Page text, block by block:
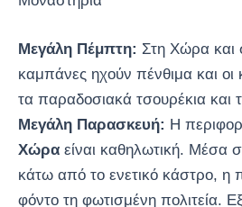
Μεγάλη Πέμπτη: Στη Χώρα και
καμπάνες ηχούν πένθιμα και οι
τα παραδοσιακά τσουρέκια και
Μεγάλη Παρασκευή: Η
Χώρα είναι καθηλωτική. Μέσα
κάτω από το ενετικό κάστρο, η
φόντο τη φωτισμένη πολιτεία.